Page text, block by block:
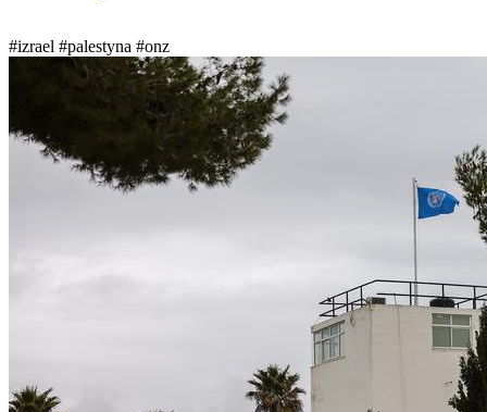
#izrael #palestyna #onz